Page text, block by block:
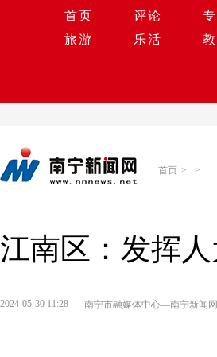
首页 评论
旅游
乐活
首页 > >
江南区：发挥
2024-05-30 11:28 南宁市融媒体中心—南宁新闻网